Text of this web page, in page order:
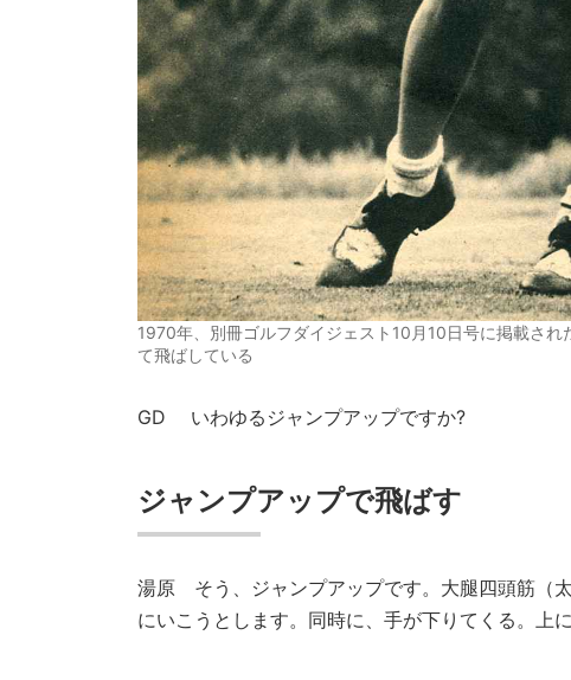
1970年、別冊ゴルフダイジェスト10月10日号に掲載さ
て飛ばしている
GD いわゆるジャンプアップですか?
ジャンプアップで飛ばす
湯原 そう、ジャンプアップです。大腿四頭筋（
にいこうとします。同時に、手が下りてくる。上